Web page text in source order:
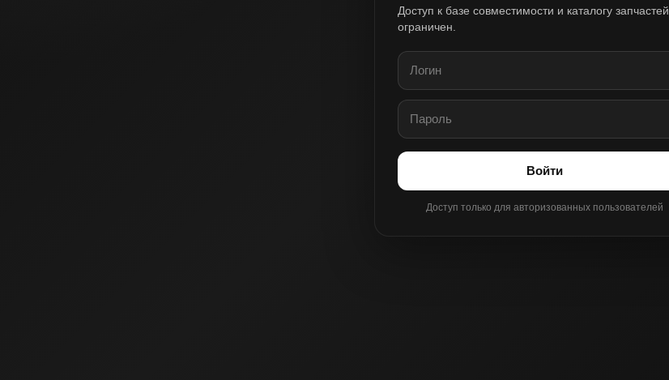
Доступ к базе совместимости и каталогу запчастей
ограничен.
Войти
Доступ только для авторизованных пользователей